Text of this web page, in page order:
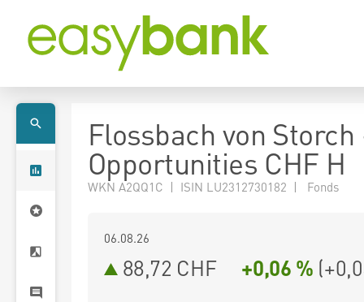
Flossbach von
Opportunities CHF H
WKN A2QQ1C | ISIN LU2312730182 | Fonds
06.08.26
88,72 CHF +0,06 % (